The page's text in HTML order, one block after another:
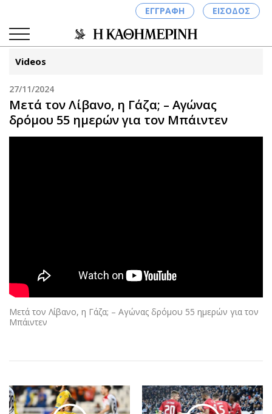
ΕΓΓΡΑΦΗ ΕΙΣΟΔΟΣ
ΚΑΤΗΓΟΡΙΕΣ ΣΥΝΔΕΣΗ
Κύπρος
Αθλητισμός
Κύπρος
Ελλάδα
Οικονομία
Real Estate
Απόψεις
Geek
Νέα
Κινητά-tablets
Πολιτική
Οικονομία
Videos
27/11/2024
Μετά τον Λίβανο, η Γάζα; – Αγώνας
δρόμου 55 ημερών για τον Μπάιντεν
Μετά τον Λίβανο, η Γάζα; – Αγώνας δρόμου 55 ημερών για τον
Μπάιντεν